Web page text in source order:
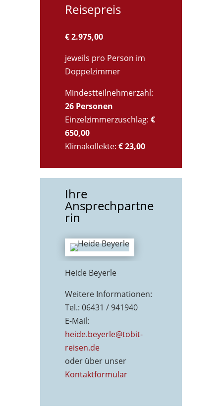
Reisepreis
€ 2.975,00
jeweils pro Person im
Doppelzimmer
Mindestteilnehmerzahl:
26 Personen
Einzelzimmerzuschlag: €
650,00
Klimakollekte: € 23,00
Ihre
Ansprechpartne
rin
Heide Beyerle
Weitere Informationen:
Tel.: 06431 / 941940
E-Mail:
heide.beyerle@tobit-
reisen.de
oder über unser
Kontaktformular